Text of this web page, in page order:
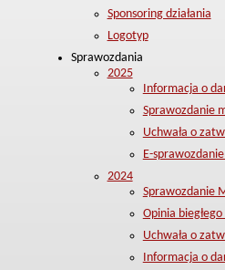
Sponsoring działania
Logotyp
Sprawozdania
2025
Informacja o
Sprawozdanie
Uchwała o
E-
2024
Sprawozdanie
Opinia
Uchwała o
Informacja o